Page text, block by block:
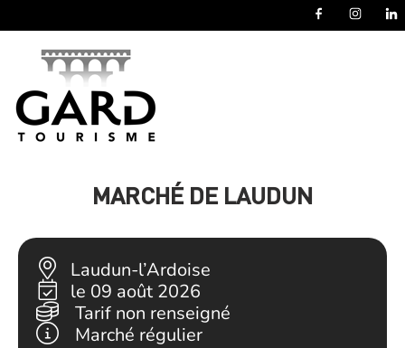
MARCHÉ DE LAUDUN
Laudun-l’Ardoise
le 09 août 2026
Tarif non renseigné
Marché régulier